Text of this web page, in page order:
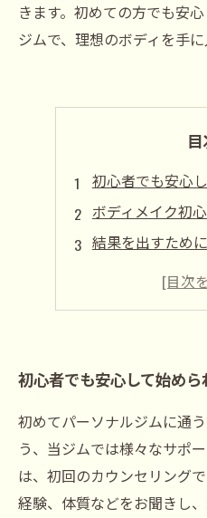
きます。初めての方でも安
ジムで、理想のボディを手に
初心者でも安心
ボディメイク初
結果を出すため
食事とのバラン
初心者でも安心して始めら
初めてパーソナルジムに通
う、当ジムでは様々なサポ
は、初回のカウンセリング
経験、体質などをお聞きし